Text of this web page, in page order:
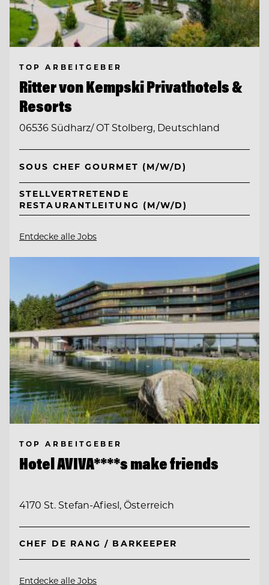
TOP ARBEITGEBER
Ritter von Kempski Privathotels &
Resorts
06536 Südharz/ OT Stolberg, Deutschland
SOUS CHEF GOURMET (M/W/D)
STELLVERTRETENDE
RESTAURANTLEITUNG (M/W/D)
Entdecke alle Jobs
TOP ARBEITGEBER
Hotel AVIVA****s make friends
4170 St. Stefan-Afiesl, Österreich
CHEF DE RANG / BARKEEPER
Entdecke alle Jobs